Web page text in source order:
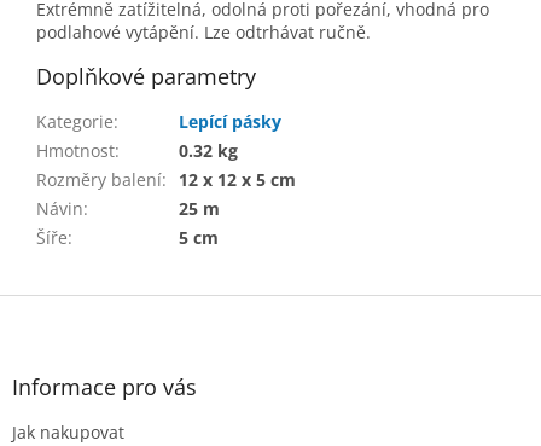
Extrémně zatížitelná, odolná proti pořezání, vhodná pro
podlahové vytápění. Lze odtrhávat ručně.
Doplňkové parametry
Kategorie:
Lepící pásky
Hmotnost:
0.32 kg
Rozměry balení:
12 x 12 x 5 cm
Návin:
25 m
Šíře: 5 cm
Z
Informace pro vás
Jak nakupovat